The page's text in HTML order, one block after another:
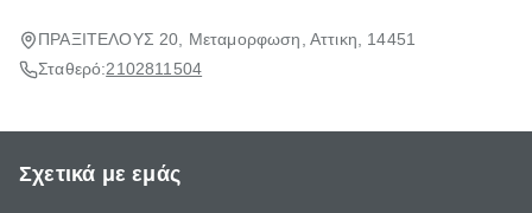
ΠΡΑΞΙΤΕΛΟΥΣ 20, Μεταμορφωση, Αττικη, 14451
Σταθερό:2102811504
Σχετικά με εμάς